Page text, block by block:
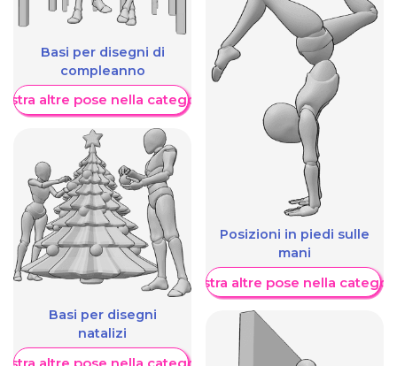
Basi per disegni di
compleanno
altre pose nella categoria
Basi per disegni
natalizi
altre pose nella categoria
Posizioni in piedi sulle
mani
Mostra altre pose nella